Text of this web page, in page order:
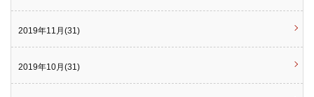
2019年11月(31)
2019年10月(31)